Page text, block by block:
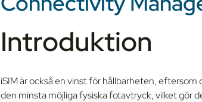
Introduktion
iSIM är också en vinst för hållbarheten,
den minsta möjliga fysiska fotavtryck, vilket gör